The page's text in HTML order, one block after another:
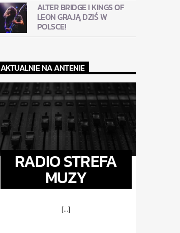
ALTER BRIDGE I KINGS OF
LEON GRAJĄ DZIŚ W
POLSCE!
AKTUALNIE NA ANTENIE
RADIO STREFA
MUZY
[...]